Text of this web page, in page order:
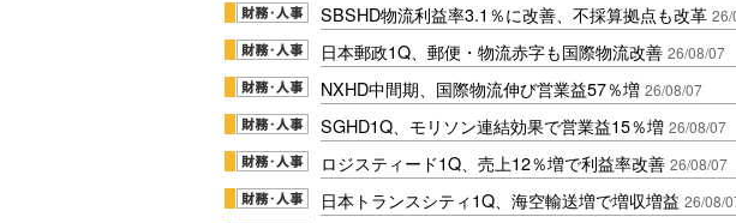
SBSHD物流利益率3.1％に改善、不採算拠点も改革 26/
日本郵政1Q、郵便・物流赤字も国際物流改善 26/08/07
NXHD中間期、国際物流伸び営業益57％増 26/08/07
SGHD1Q、モリソン連結効果で営業益15％増 26/08/07
ロジスティード1Q、売上12％増で利益率改善 26/08/07
日本トランスシティ1Q、海空輸送増で増収増益 26/08/